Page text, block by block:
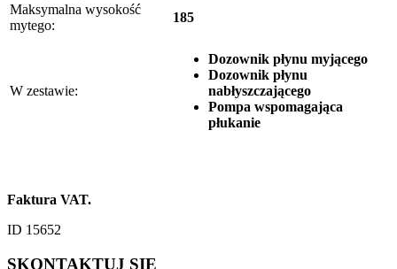
Maksymalna wysokość
mytego:
185
W zestawie:
Dozownik płynu myjącego
Dozownik płynu
nabłyszczającego
Pompa wspomagająca
płukanie
Faktura VAT.
ID 15652
SKONTAKTUJ SIĘ